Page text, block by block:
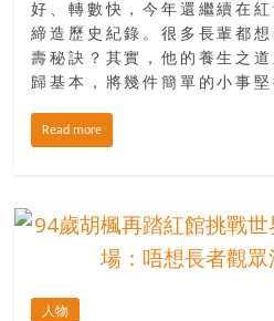
好、轉數快，今年還繼續在
締造歷史紀錄。很多長輩都
壽秘訣？其實，他的養生之
歸基本，將幾件簡單的小事堅
Read more
人物